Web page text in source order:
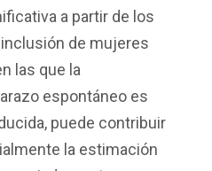
a partir de los
de mujeres
las que la
espontáneo es
puede contribuir
la estimación